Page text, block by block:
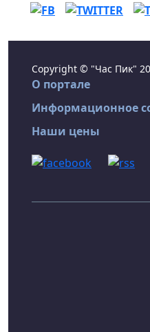
Copyright © "Час Пик"
О портале
Информационное
Наши цены